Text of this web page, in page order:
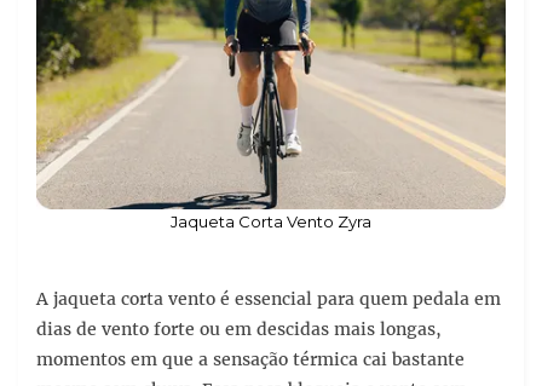
Jaqueta Corta Vento Zyra
A jaqueta corta vento é essencial para quem pedala em
dias de vento forte ou em descidas mais longas,
momentos em que a sensação térmica cai bastante